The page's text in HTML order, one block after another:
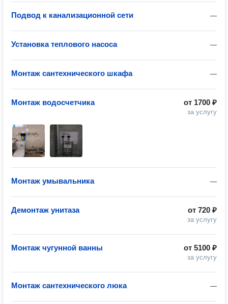
—
Подвод к канализационной сети
—
Установка теплового насоса
—
Монтаж сантехнического шкафа
от 1700 ₽
за услугу
Монтаж водосчетчика
—
Монтаж умывальника
от 720 ₽
за услугу
Демонтаж унитаза
от 5100 ₽
за услугу
Монтаж чугунной ванны
—
Монтаж сантехнического люка